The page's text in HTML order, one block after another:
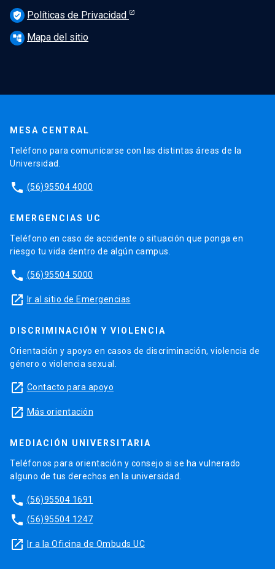
verified_user Políticas de Privacidad
account_tree Mapa del sitio
MESA CENTRAL
Teléfono para comunicarse con las distintas áreas de la
Universidad.
phone (56)95504 4000
EMERGENCIAS UC
Teléfono en caso de accidente o situación que ponga en
riesgo tu vida dentro de algún campus.
phone (56)95504 5000
launch Ir al sitio de Emergencias
DISCRIMINACIÓN Y VIOLENCIA
Orientación y apoyo en casos de discriminación, violencia de
género o violencia sexual.
launch Contacto para apoyo
launch Más orientación
MEDIACIÓN UNIVERSITARIA
Teléfonos para orientación y consejo si se ha vulnerado
alguno de tus derechos en la universidad.
phone (56)95504 1691
phone (56)95504 1247
launch Ir a la Oficina de Ombuds UC